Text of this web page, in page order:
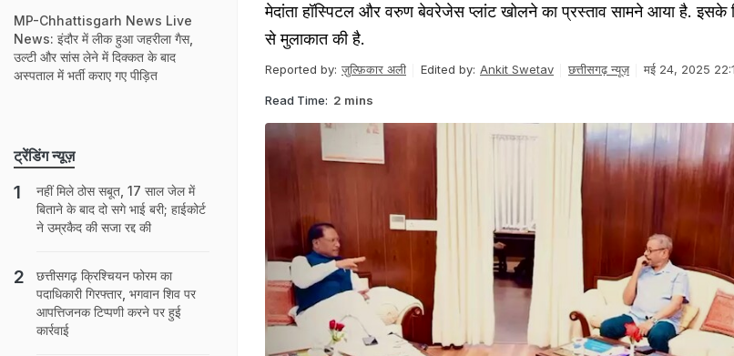
मेदांता हॉस्पिटल और वरुण बेवरेजेस प्लांट खोलने का प्रस्ताव सामने आया है. इसके
से मुलाकात की है.
Reported by: ज़ुल्फ़िकार अली Edited by: Ankit Swetav छत्तीसगढ़ न्यूज़ मई 24, 2025
Read Time: 2 mins
MP-Chhattisgarh News Live
News: इंदौर में लीक हुआ जहरीला गैस,
उल्टी और सांस लेने में दिक्कत के बाद
अस्पताल में भर्ती कराए गए पीड़ित
ट्रेंडिंग न्यूज़
नहीं मिले ठोस सबूत, 17 साल जेल में
बिताने के बाद दो सगे भाई बरी; हाईकोर्ट
ने उम्रकैद की सजा रद्द की
छत्तीसगढ़ क्रिश्चियन फोरम का
पदाधिकारी गिरफ्तार, भगवान शिव पर
आपत्तिजनक टिप्पणी करने पर हुई
कार्रवाई